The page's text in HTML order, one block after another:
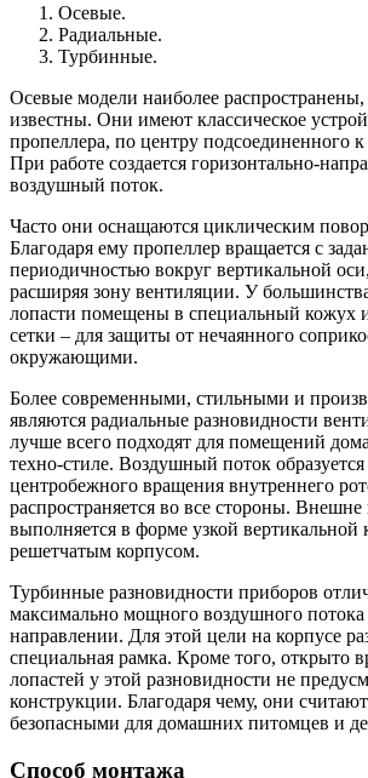
Осевые.
Радиальные.
Турбинные.
Осевые модели наиболее
известны. Они имеют классическое
пропеллера, по центру подсоединенного к
При работе создается горизонтально-
воздушный поток.
Часто они оснащаются циклическим
Благодаря ему пропеллер вращается с
периодичностью вокруг вертикальной
расширяя зону вентиляции. У
лопасти помещены в специальный кожух
сетки – для защиты от нечаянного
окружающими.
Более современными, стильными и
являются радиальные разновидности
лучше всего подходят для помещений
техно-стиле. Воздушный поток образуется
центробежного вращения внутреннего
распространяется во все стороны. Внешне
выполняется в форме узкой вертикальной
решетчатым корпусом.
Турбинные разновидности приборов
максимально мощного воздушного потока
направлении. Для этой цели на корпусе
специальная рамка. Кроме того, открыто
лопастей у этой разновидности не
конструкции. Благодаря чему, они
безопасными для домашних питомцев и
Способ монтажа